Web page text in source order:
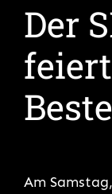
Der
Am